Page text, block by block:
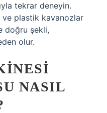
tekrar deneyin.
plastik kavanozlar
doğru şekli,
olur.
NASIL